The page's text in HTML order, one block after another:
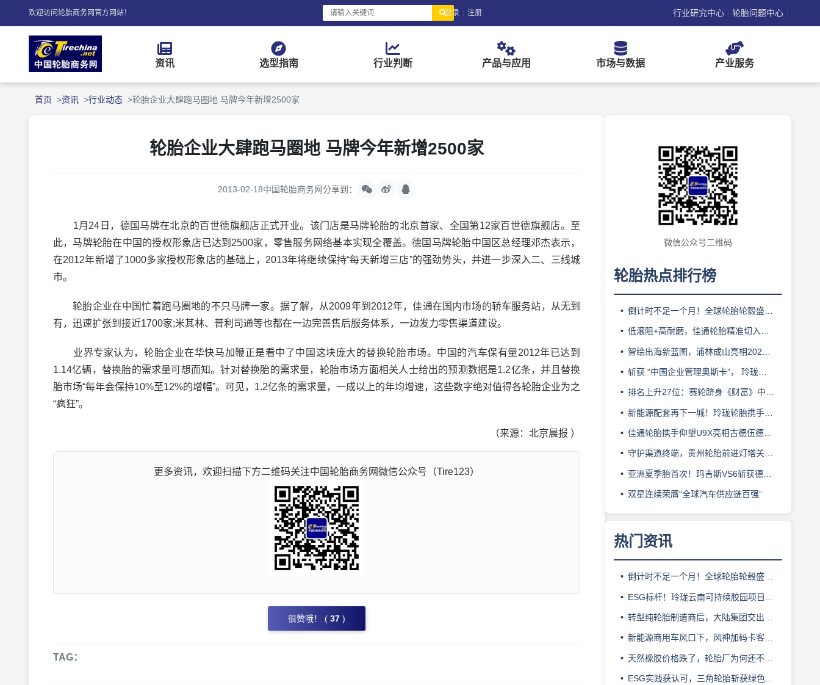
欢迎访问轮胎商务网官方网站！ 登录 | 注册 行业研究中心 | 轮胎问题中心 |
资讯 选型指南 行业判断 产品与应用 市场与数据 产业服务
首页 资讯 行业动态 轮胎企业大肆跑马圈地 马牌今年新增2500家
轮胎企业大肆跑马圈地 马牌今年新增2500家
2013-02-18中国轮胎商务网分享到：
1月24日，德国马牌在北京的百世德旗舰店正式开业。该门店是马牌轮胎的北京首家、全国第12家百世德旗舰店。至
此，马牌轮胎在中国的授权形象店已达到2500家，零售服务网络基本实现全覆盖。德国马牌轮胎中国区总经理邓杰表示，
在2012年新增了1000多家授权形象店的基础上，2013年将继续保持“每天新增三店”的强劲势头，并进一步深入二、三线城
市。
轮胎企业在中国忙着跑马圈地的不只马牌一家。据了解，从2009年到2012年，佳通在国内市场的轿车服务站，从无到
有，迅速扩张到接近1700家;米其林、普利司通等也都在一边完善售后服务体系，一边发力零售渠道建设。
业界专家认为，轮胎企业在华快马加鞭正是看中了中国这块庞大的替换轮胎市场。中国的汽车保有量2012年已达到
1.14亿辆，替换胎的需求量可想而知。针对替换胎的需求量，轮胎市场方面相关人士给出的预测数据是1.2亿条，并且替换
胎市场“每年会保持10%至12%的增幅”。可见，1.2亿条的需求量，一成以上的年均增速，这些数字绝对值得各轮胎企业为之
“疯狂”。
（来源：北京晨报 ）
更多资讯，欢迎扫描下方二维码关注中国轮胎商务网微信公众号（Tire123）
很赞哦！ ( 37 )
TAG：
微信公众号二维码
轮胎热点排行榜
倒计时不足一个月！全球轮胎轮毂盛会即将登陆上海！
低滚阻+高耐磨，佳通轮胎精准切入新能源轻卡赛道
智绘出海新蓝图，浦林成山亮相2026泰中合作博览会
斩获 “中国企业管理奥斯卡”， 玲珑轮胎蝉联 BMC 大奖
排名上升27位：赛轮跻身《财富》中国500强背后的增长逻辑
新能源配套再下一城！玲珑轮胎携手小鹏L03全球上市
佳通轮胎携手仰望U9X亮相古德伍德，以轮胎科技挑战性能边界
守护渠道终端，贵州轮胎前进灯塔关爱基金驰援长春受灾门店
亚洲夏季胎首次！玛吉斯VS6斩获德国TÜV SÜD高阶认证
双星连续荣膺“全球汽车供应链百强”
热门资讯
倒计时不足一个月！全球轮胎轮毂盛会即将登陆上海！
ESG标杆！玲珑云南可持续胶园项目获评最佳实践
转型纯轮胎制造商后，大陆集团交出亮眼业绩
新能源商用车风口下，风神加码卡客车胎产能
天然橡胶价格跌了，轮胎厂为何还不敢“松口气”？
ESG实践获认可，三角轮胎斩获绿色发展典范企业奖